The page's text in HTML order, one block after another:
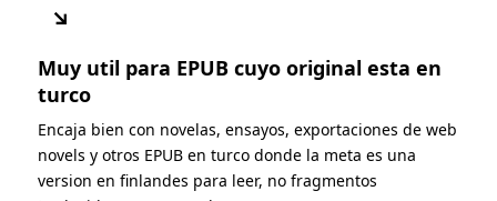
↘
Muy util para EPUB cuyo original esta en
turco
Encaja bien con novelas, ensayos, exportaciones de web
novels y otros EPUB en turco donde la meta es una
version en finlandes para leer, no fragmentos